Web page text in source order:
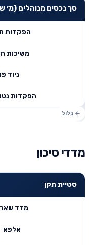
סך נכסים מנוהלים (מ׳
הפקדות
משיכות
ניוד
הפקדות
מדדי סיכון
סטיית תקן
מדד
אלפא